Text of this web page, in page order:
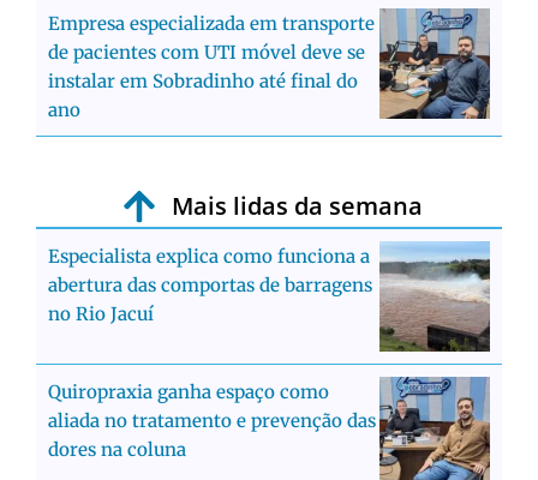
Empresa especializada em transporte
de pacientes com UTI móvel deve se
instalar em Sobradinho até final do
ano
Mais lidas da semana
Especialista explica como funciona a
abertura das comportas de barragens
no Rio Jacuí
Quiropraxia ganha espaço como
aliada no tratamento e prevenção das
dores na coluna